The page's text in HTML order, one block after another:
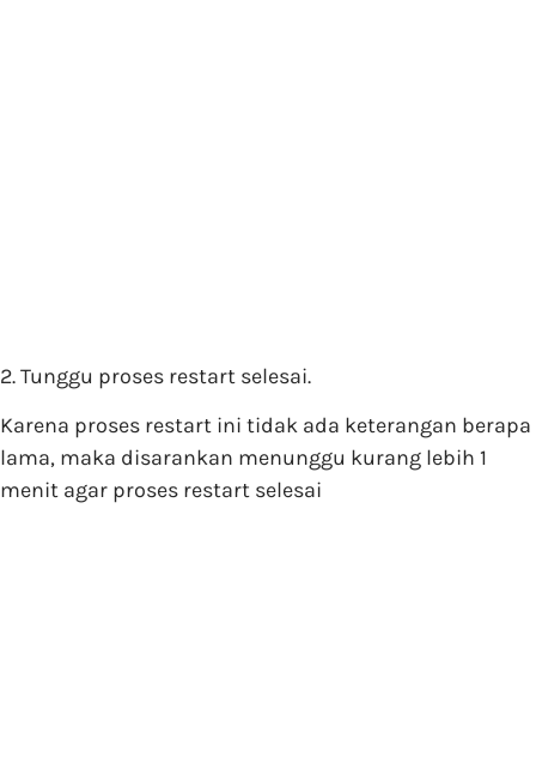
2. Tunggu proses restart selesai.
Karena proses restart ini tidak ada keterangan berapa
lama, maka disarankan menunggu kurang lebih 1
menit agar proses restart selesai